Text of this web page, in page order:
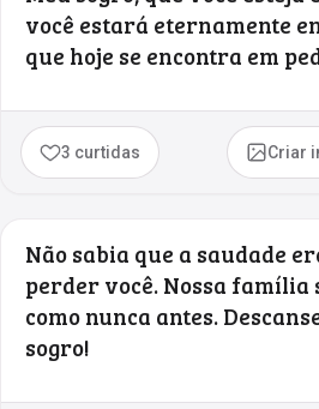
você estará eternamente
que hoje se encontra em
3 curtidas Criar
Não sabia que a saudade
perder você. Nossa
como nunca antes.
sogro!